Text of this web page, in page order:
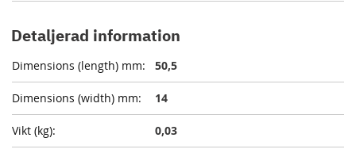
Detaljerad information
50,5
14
0,03